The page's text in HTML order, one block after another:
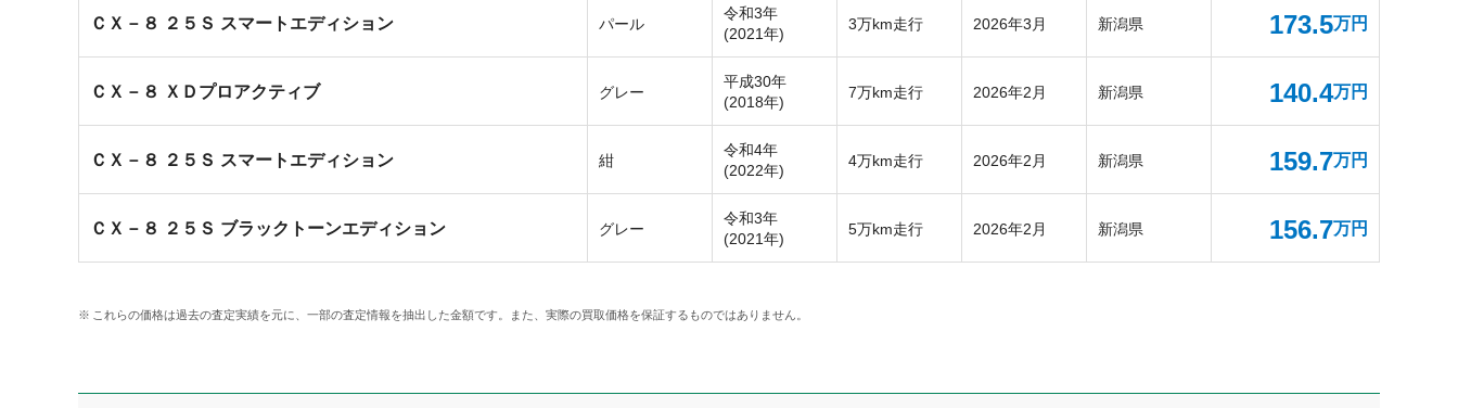
ＣＸ－８ ２５Ｓ スマートエディション パール
令和3年
(2021年)
3万km走行 2026年3月 新潟県 173.5万円
ＣＸ－８ ＸＤプロアクティブ グレー
平成30年
(2018年)
7万km走行 2026年2月 新潟県 140.4万円
ＣＸ－８ ２５Ｓ スマートエディション 紺
令和4年
(2022年)
4万km走行 2026年2月 新潟県 159.7万円
ＣＸ－８ ２５Ｓ ブラックトーンエディション グレー
令和3年
(2021年)
5万km走行 2026年2月 新潟県 156.7万円
これらの価格は過去の査定実績を元に、一部の査定情報を抽出した金額です。また、実際の買取価格を保証するものではありません。